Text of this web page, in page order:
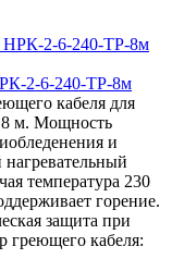
2-6-240-ТР-8м
кабеля для
8 м. Мощность
и
температура 230
горение.
защита при
греющего кабеля: